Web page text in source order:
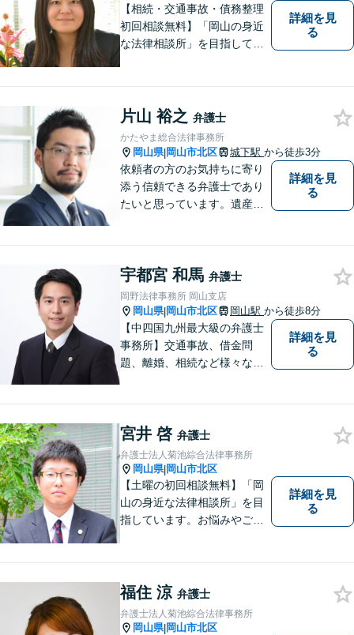
にご相談下さい。
【相続・交通事故・債務整理
初回相談無料】「岡山の身近
な法律相談所」を目指してい
んなささいなことでも構いま
せん。お気軽にご相談くださ
い。【土曜日も受付可能】
【専用駐車場あり】
詳細を見
る
片山 裕之 弁護士
かたやま総合法律事務所
岡山県|岡山市北区 城下駅 から徒歩3分
依頼者の方のお気持ちに寄り
添う信頼できる弁護士であり
たいと思っています。遺産分
にご相談ください。
詳細を見
る
宇都宮 和馬 弁護士
岡野法律事務所 岡山支店
岡山県|岡山市北区 岡山駅 から徒歩8分
【中四国九州最大級の弁護士
事務所】交通事故、借金問
題、離婚、相続など様々な問
い！
詳細を見
る
宮井 啓 弁護士
弁護士法人菊池綜合法律事務所
岡山県|岡山市北区
【土曜の初回相談無料】「岡
山の身近な法律相談所」を目
指しています。お悩みやご不
でも構いません。お気軽にご
相談ください。【土曜日も受
付可能】【専用駐車場あり】
詳細を見
る
福住 涼 弁護士
弁護士法人菊池綜合法律事務所
岡山県|岡山市北区